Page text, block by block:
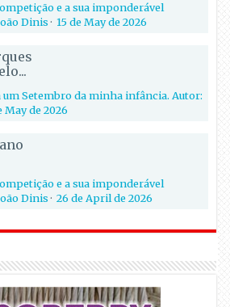
e a sua imponderável
Dinis·15 de May de 2026
um Setembro da minha infância. Autor:
May de 2026
e a sua imponderável
Dinis·26 de April de 2026